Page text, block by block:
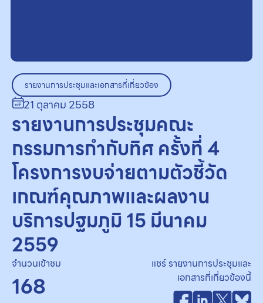
รายงานการประชุมและเอกสารที่เกี่ยวข้อง
21 ตุลาคม 2558
รายงานการประชุมคณะ
กรรมการกำกับทิศ ครั้งที่ 4
โครงการงบจ่ายตามตัวชี้วัด
เกณฑ์คุณภาพและผลงาน
บริการปฐมภูมิ 15 มีนาคม
2559
จำนวนเข้าชม
168
แชร์ รายงานการประชุมและ
เอกสารที่เกี่ยวข้องนี้